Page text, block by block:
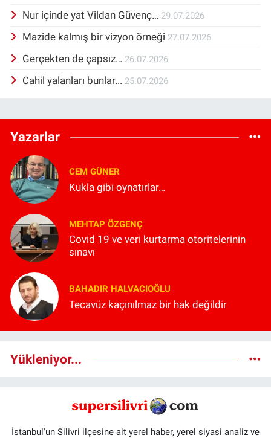
Nur içinde yat Vildan Güvenç… 29.07.2026
Mazide kalmış bir vizyon örneği 27.07.2026
Gerçekten de çapsız… 26.07.2026
Cahil yalanları bunlar... 25.07.2026
Yazarlar
CEM GÜNER
Kukla gibi oynatırlar…
MEHTAP ÖZGENÇ
Covid 19 ve veri kurtarma otoritelerinin
sınavı
BAHADIR HALVACIOĞLU
Tecavüz kaçınılmaz bir hak değildir
Yükleniyor...
İstanbul'un Silivri ilçesine ait yerel haber, yerel siyasi analiz ve